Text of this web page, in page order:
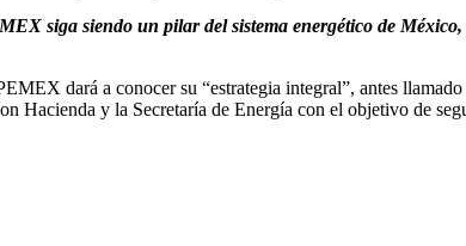
siga siendo un pilar del sistema energético de
dará a conocer su “estrategia integral”, antes
Hacienda y la Secretaría de Energía con el objetivo de